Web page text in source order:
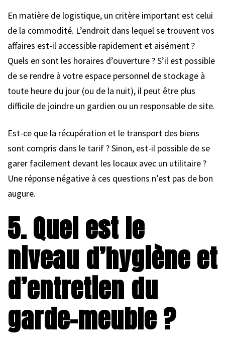
En matière de logistique, un critère important est celui
de la commodité. L’endroit dans lequel se trouvent vos
affaires est-il accessible rapidement et aisément ?
Quels en sont les horaires d’ouverture ? S’il est possible
de se rendre à votre espace personnel de stockage à
toute heure du jour (ou de la nuit), il peut être plus
difficile de joindre un gardien ou un responsable de site.
Est-ce que la récupération et le transport des biens
sont compris dans le tarif ? Sinon, est-il possible de se
garer facilement devant les locaux avec un utilitaire ?
Une réponse négative à ces questions n’est pas de bon
augure.
5. Quel est le
niveau d’hygiène et
d’entretien du
garde-meuble ?